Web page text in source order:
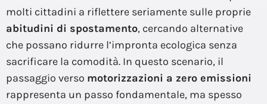
molti cittadini a riflettere seriamente sulle proprie
abitudini di spostamento, cercando alternative
che possano ridurre l’impronta ecologica senza
sacrificare la comodità. In questo scenario, il
passaggio verso motorizzazioni a zero emissioni
rappresenta un passo fondamentale, ma spesso